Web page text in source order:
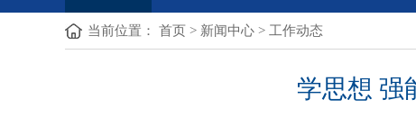
当前位置： 首页 > 新闻中心 > 工作动态
学思想 强